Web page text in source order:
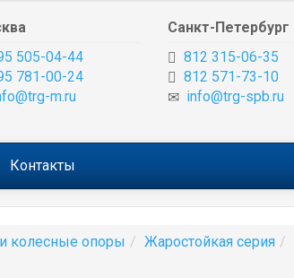
505-04-44
781-00-24
m.ru
Санкт-Петербург
812 315-06-35
812 571-73-10
info@trg-spb.ru
Контакты
колесные опоры Жаростойкая серия